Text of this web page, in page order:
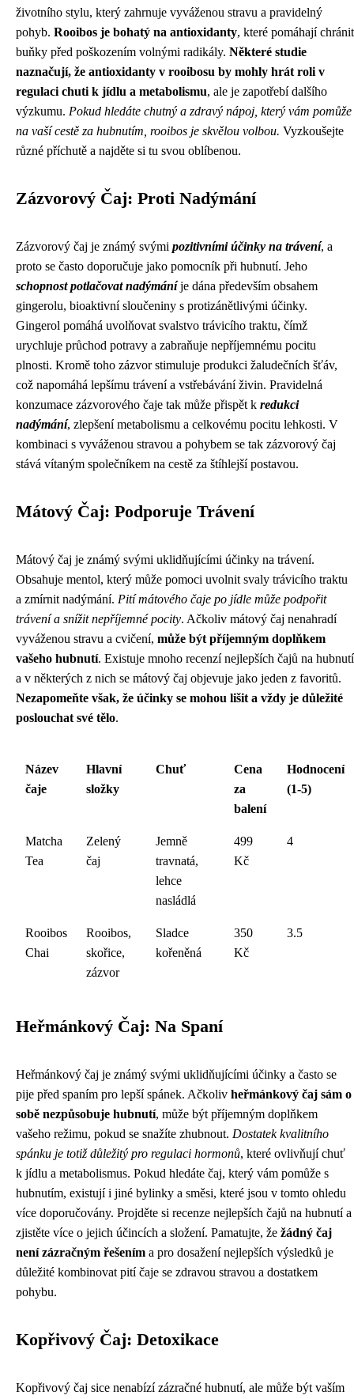
životního stylu, který zahrnuje vyváženou stravu a pravidelný
pohyb. Rooibos je bohatý na antioxidanty, které pomáhají chránit
buňky před poškozením volnými radikály. Některé studie
naznačují, že antioxidanty v rooibosu by mohly hrát roli v
regulaci chuti k jídlu a metabolismu, ale je zapotřebí dalšího
výzkumu. Pokud hledáte chutný a zdravý nápoj, který vám pomůže
na vaší cestě za hubnutím, rooibos je skvělou volbou. Vyzkoušejte
různé příchutě a najděte si tu svou oblíbenou.
Zázvorový Čaj: Proti Nadýmání
Zázvorový čaj je známý svými pozitivními účinky na trávení, a
proto se často doporučuje jako pomocník při hubnutí. Jeho
schopnost potlačovat nadýmáníje dána především obsahem
gingerolu, bioaktivní sloučeniny s protizánětlivými účinky.
Gingerol pomáhá uvolňovat svalstvo trávicího traktu, čímž
urychluje průchod potravy a zabraňuje nepříjemnému pocitu
plnosti. Kromě toho zázvor stimuluje produkci žaludečních šťáv,
což napomáhá lepšímu trávení a vstřebávání živin. Pravidelná
konzumace zázvorového čaje tak může přispět k redukci
nadýmání, zlepšení metabolismu a celkovému pocitu lehkosti. V
kombinaci s vyváženou stravou a pohybem se tak zázvorový čaj
stává vítaným společníkem na cestě za štíhlejší postavou.
Mátový Čaj: Podporuje Trávení
Mátový čaj je známý svými uklidňujícími účinky na trávení.
Obsahuje mentol, který může pomoci uvolnit svaly trávicího traktu
a zmírnit nadýmání. Pití mátového čaje po jídle může podpořit
trávení a snížit nepříjemné pocity. Ačkoliv mátový čaj nenahradí
vyváženou stravu a cvičení, může být příjemným doplňkem
vašeho hubnutí. Existuje mnoho recenzí nejlepších čajů na hubnutí
a v některých z nich se mátový čaj objevuje jako jeden z favoritů.
Nezapomeňte však, že účinky se mohou lišit a vždy je důležité
poslouchat své tělo.
Název
čaje
Hlavní
složky
Chuť
Cena
za
balení
Hodnocení
(1-5)
Matcha
Tea
Zelený
čaj
Jemně
travnatá,
lehce
nasládlá
499
Kč
4
Rooibos
Chai
Rooibos,
skořice,
zázvor
Sladce
kořeněná
350
Kč
3.5
Heřmánkový Čaj: Na Spaní
Heřmánkový čaj je známý svými uklidňujícími účinky a často se
pije před spaním pro lepší spánek. Ačkoliv heřmánkový čaj sám o
sobě nezpůsobuje hubnutí, může být příjemným doplňkem
vašeho režimu, pokud se snažíte zhubnout. Dostatek kvalitního
spánku je totiž důležitý pro regulaci hormonů, které ovlivňují chuť
k jídlu a metabolismus. Pokud hledáte čaj, který vám pomůže s
hubnutím, existují i jiné bylinky a směsi, které jsou v tomto ohledu
více doporučovány. Projděte si recenze nejlepších čajů na hubnutí a
zjistěte více o jejich účincích a složení. Pamatujte, že žádný čaj
není zázračným řešením a pro dosažení nejlepších výsledků je
důležité kombinovat pití čaje se zdravou stravou a dostatkem
pohybu.
Kopřivový Čaj: Detoxikace
Kopřivový čaj sice nenabízí zázračné hubnutí, ale může být vaším